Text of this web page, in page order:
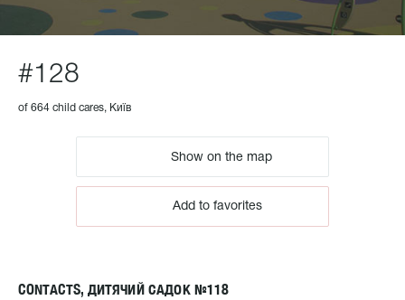
#128
of 664 child cares, Київ
Show on the map
Add to favorites
CONTACTS, ДИТЯЧИЙ САДОК №118